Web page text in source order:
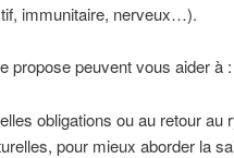
immunitaire, nerveux…).
propose peuvent vous aider à :
obligations ou au retour au
pour mieux aborder la